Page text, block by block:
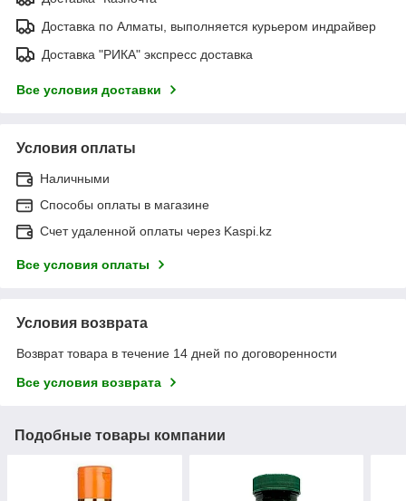
Доставка по Алматы, выполняется курьером индрайвер
Доставка "РИКА" экспресс доставка
Все условия доставки
Условия оплаты
Наличными
Способы оплаты в магазине
Счет удаленной оплаты через Kaspi.kz
Все условия оплаты
Условия возврата
Возврат товара в течение 14 дней по договоренности
Все условия возврата
Подобные товары компании